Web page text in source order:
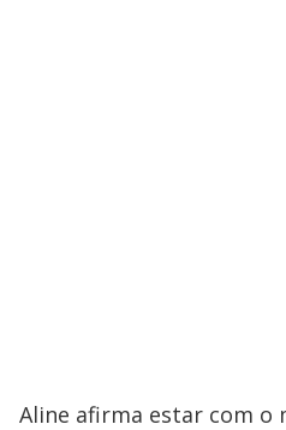
Aline afirma estar com o